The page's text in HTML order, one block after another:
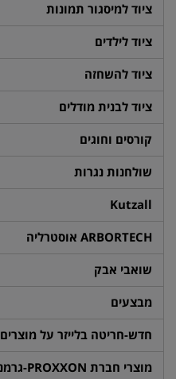
ציוד למיסגור תמונות
ציוד לילדים
ציוד להשחזה
ציוד לבנית מודלים
קורסים וחוגים
שולחנות נגרות
Kutzall
ARBORTECH אוסטרליה
שואבי אבק
מבצעים
חדש-חריטה בלייזר על מוצרים
מוצרי חברת PROXXON-גרמניה